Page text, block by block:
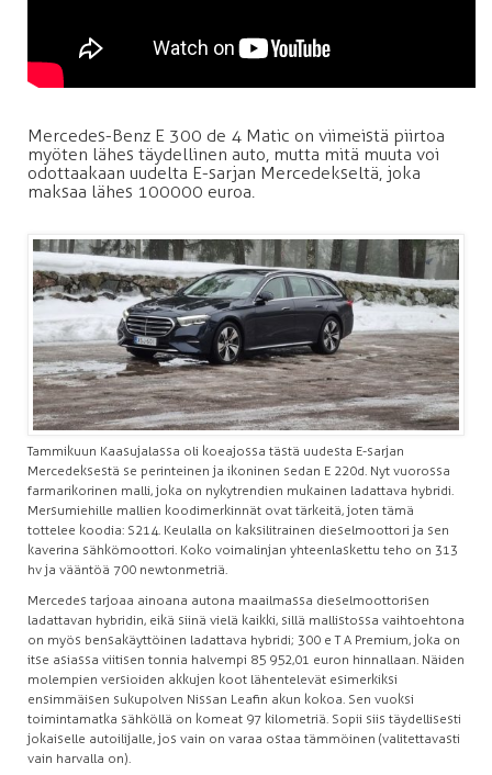
Mercedes-Benz E 300 de 4 Matic on viimeistä piirtoa
myöten lähes täydellinen auto, mutta mitä muuta voi
odottaakaan uudelta E-sarjan Mercedekseltä, joka
maksaa lähes 100 000 euroa.
Tammikuun Kaasujalassa oli koeajossa tästä uudesta E-sarjan
Mercedeksestä se perinteinen ja ikoninen sedan E 220d. Nyt vuorossa
farmarikorinen malli, joka on nykytrendien mukainen ladattava hybridi.
Mersumiehille mallien koodimerkinnät ovat tärkeitä, joten tämä
tottelee koodia: S214. Keulalla on kaksilitrainen dieselmoottori ja sen
kaverina sähkömoottori. Koko voimalinjan yhteenlaskettu teho on 313
hv ja vääntöä 700 newtonmetriä.
Mercedes tarjoaa ainoana autona maailmassa dieselmoottorisen
ladattavan hybridin, eikä siinä vielä kaikki, sillä mallistossa vaihtoehtona
on myös bensakäyttöinen ladattava hybridi; 300 e T A Premium, joka on
itse asiassa viitisen tonnia halvempi 85 952,01 euron hinnallaan. Näiden
molempien versioiden akkujen koot lähentelevät esimerkiksi
ensimmäisen sukupolven Nissan Leafin akun kokoa. Sen vuoksi
toimintamatka sähköllä on komeat 97 kilometriä. Sopii siis täydellisesti
jokaiselle autoilijalle, jos vain on varaa ostaa tämmöinen (valitettavasti
vain harvalla on).